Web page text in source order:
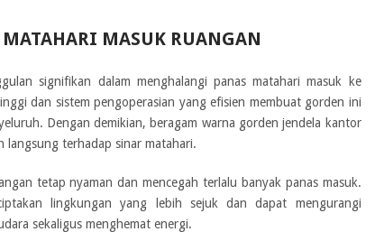
MASUK RUANGAN
signifikan dalam menghalangi panas matahari masuk ke
dan sistem pengoperasian yang efisien membuat gorden ini
Dengan demikian, beragam warna gorden jendela kantor
langsung terhadap sinar matahari.
tetap nyaman dan mencegah terlalu banyak panas masuk.
lingkungan yang lebih sejuk dan dapat mengurangi
sekaligus menghemat energi.